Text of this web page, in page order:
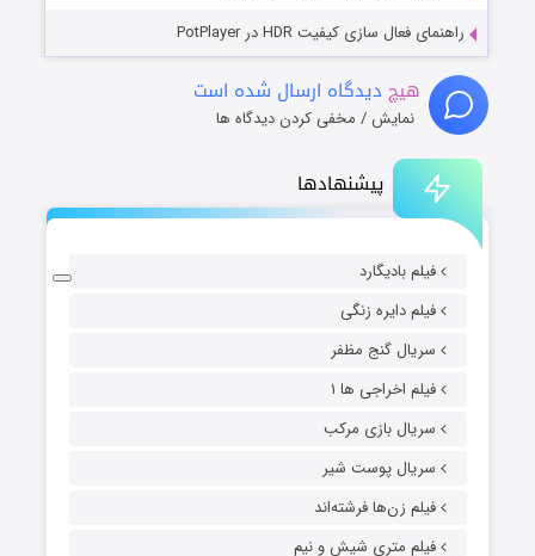
پیشنهادها
فیلم بادیگارد
فیلم دایره زنگی
سریال گنج مظفر
فیلم اخراجی ها ۱
سریال بازی مرکب
سریال پوست شیر
فیلم زن‌ها فرشته‌اند
فیلم متری شیش و نیم
راهنمای فعال سازی کیفیت HDR در PotPlayer
هیچ دیدگاه ارسال شده است
نمایش / مخفی کردن دیدگاه ها